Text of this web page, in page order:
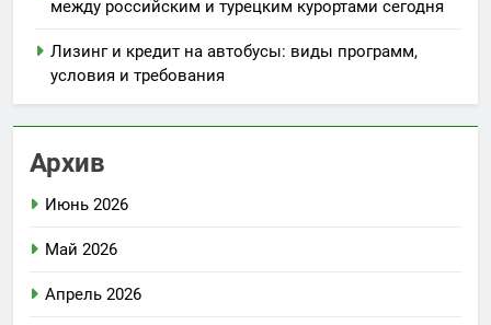
между российским и турецким курортами сегодня
Лизинг и кредит на автобусы: виды программ,
условия и требования
Архив
Июнь 2026
Май 2026
Апрель 2026